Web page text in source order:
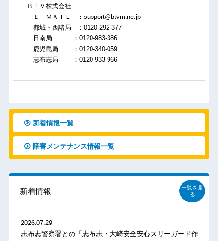
ＢＴＶ株式会社
Ｅ－ＭＡＩＬ ：support@btvm.ne.jp
都城・西諸局 ：0120-292-377
日南局 ：0120-983-386
鹿児島局 ：0120-340-059
志布志局 ：0120-933-966
新着情報一覧
障害メンテナンス情報一覧
新着情報
一覧を見
る
2026.07.29
志布志警察署との「志布志・大崎安全安心スリーガード作